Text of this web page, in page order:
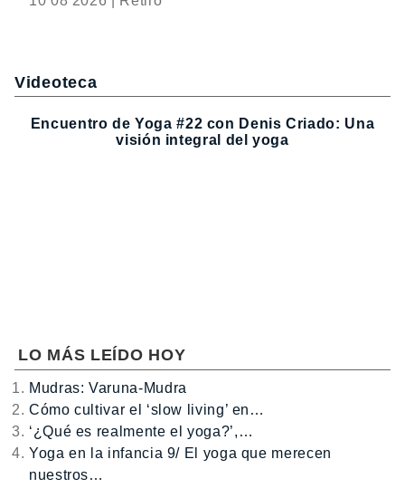
Videoteca
Encuentro de Yoga #22 con Denis Criado: Una
visión integral del yoga
LO MÁS LEÍDO HOY
Mudras: Varuna-Mudra
Cómo cultivar el ‘slow living’ en…
‘¿Qué es realmente el yoga?’,…
Yoga en la infancia 9/ El yoga que merecen
nuestros…